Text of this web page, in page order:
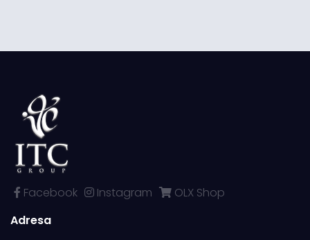
Facebook Instagram
OLX Shop
Adresa